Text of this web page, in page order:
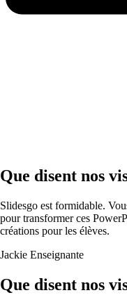
Que disent nos
Slidesgo est formidable.
pour transformer ces
créations pour les élèves.
Jackie Enseignante
Que disent nos